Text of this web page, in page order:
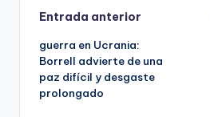
Navegación
de
entradas
Entrada anterior
guerra en Ucrania:
Borrell advierte de una
paz difícil y desgaste
prolongado